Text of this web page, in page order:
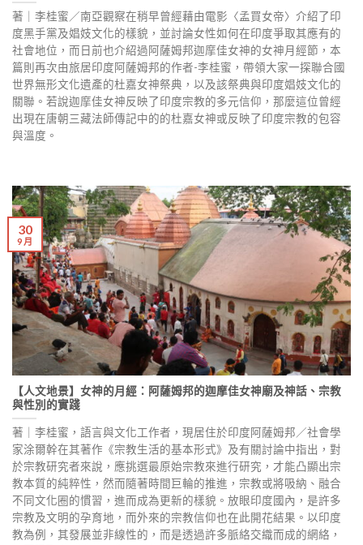
著｜李桂蜜／南亞觀察在稍早曾經藉由電影〈孟買女帝〉介紹了印
度黑手黨及娼妓文化的樣貌，並討論女性如何在印度爭取其應有的
社會地位，而日前也介紹過阿薩姆邦迦摩佳女神的女神月經節，本
篇則再次由旅居印度阿薩姆邦的作者-李桂蜜，帶領大家一探聯合國
世界無形文化遺產的杜嘉女神祭典，以及該祭典與印度娼妓文化的
關聯。若說迦摩佳女神反映了印度宗教的多元信仰，那麼這位曾經
出現在唐朝三藏法師傳記中的的杜嘉女神或反映了印度宗教的包容
與溫度。
【人文地景】女神的月經：阿薩姆邦的迦摩佳女神廟及神話、宗教
與性別的實踐
著｜李桂蜜，語言與文化工作者，現居住於印度阿薩姆邦／社會學
家涂爾幹在其著作《宗教生活的基本形式》及有關討論中指出，對
於宗教研究者來說，應挑選最原始宗教來進行研究，才能凸顯出宗
教本質的純粹性，然而隨著時間巨輪的推進，宗教或將吸納、融合
不同文化圈的慣習，進而成為更新的樣貌。放眼印度國內，是許多
宗教及文明的孕育地，而外來的宗教信仰也在此開花結果。以印度
教為例，其發展並非線性的，而是透過許多脈絡交織而成的網絡，
30
9 月